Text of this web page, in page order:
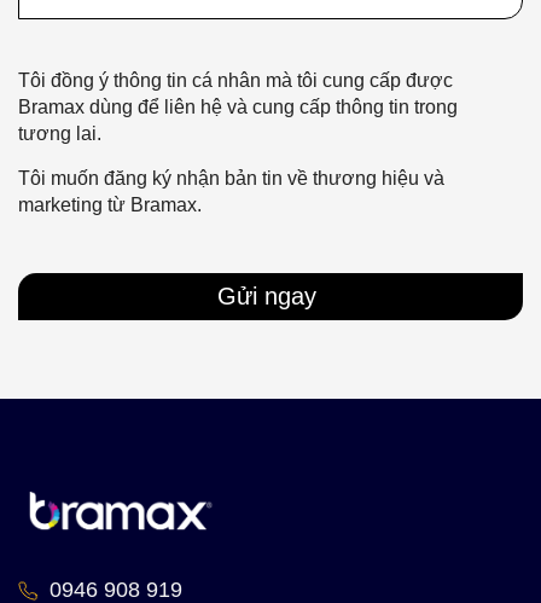
Tôi đồng ý thông tin cá nhân mà tôi cung cấp được
Bramax dùng để liên hệ và cung cấp thông tin trong
tương lai.
Tôi muốn đăng ký nhận bản tin về thương hiệu và
marketing từ Bramax.
Gửi ngay
0946 908 919